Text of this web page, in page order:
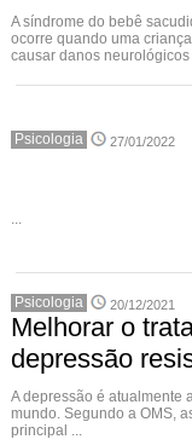
A síndrome do bebê
ocorre quando uma
causar danos neurológicos
Psicologia 27/01/2022
...
Psicologia 20/12/2021
Melhorar o
depressão
A depressão é atualmente
mundo. Segundo a OMS,
principal ...